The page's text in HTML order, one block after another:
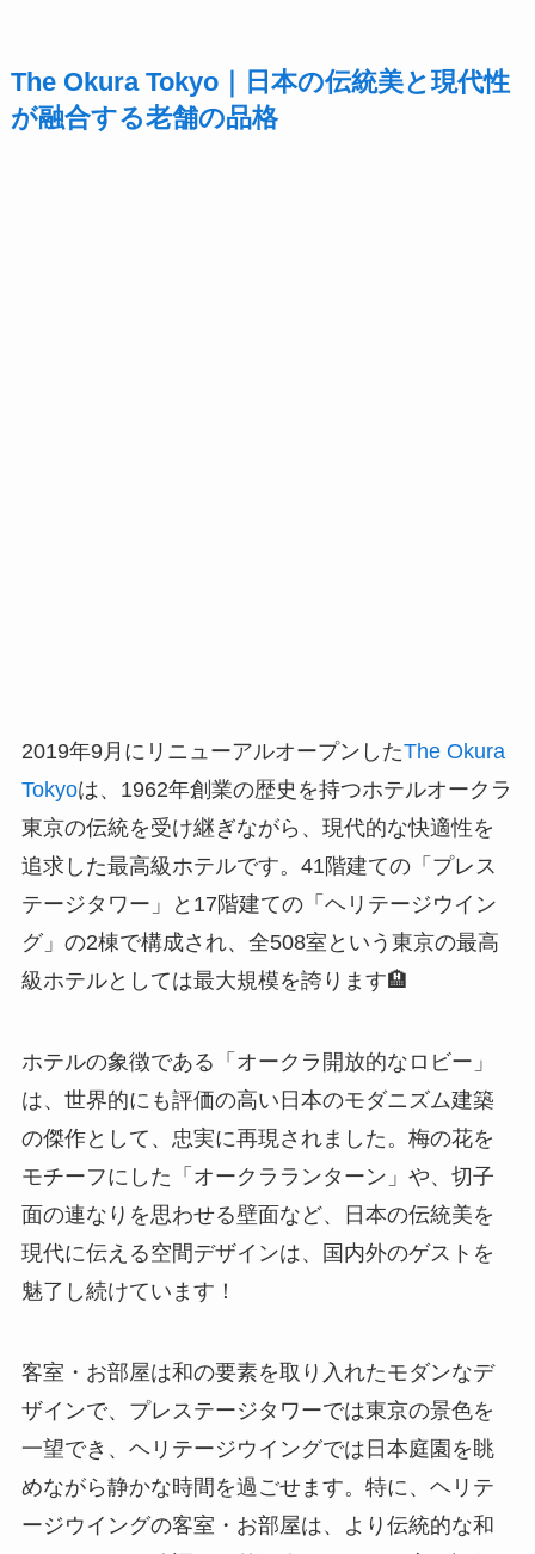
The Okura Tokyo｜日本の伝統美と現代性
が融合する老舗の品格
2019年9月にリニューアルオープンしたThe Okura
Tokyoは、1962年創業の歴史を持つホテルオークラ
東京の伝統を受け継ぎながら、現代的な快適性を
追求した最高級ホテルです。41階建ての「プレス
テージタワー」と17階建ての「ヘリテージウイン
グ」の2棟で構成され、全508室という東京の最高
級ホテルとしては最大規模を誇ります🏨
ホテルの象徴である「オークラ開放的なロビー」
は、世界的にも評価の高い日本のモダニズム建築
の傑作として、忠実に再現されました。梅の花を
モチーフにした「オークラランターン」や、切子
面の連なりを思わせる壁面など、日本の伝統美を
現代に伝える空間デザインは、国内外のゲストを
魅了し続けています！
客室・お部屋は和の要素を取り入れたモダンなデ
ザインで、プレステージタワーでは東京の景色を
一望でき、ヘリテージウイングでは日本庭園を眺
めながら静かな時間を過ごせます。特に、ヘリテ
ージウイングの客室・お部屋は、より伝統的な和